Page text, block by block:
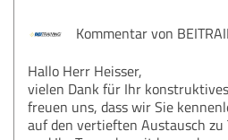
Kommentar von
Hallo Herr Heisser,
vielen Dank für Ihr
freuen uns, dass wir Sie
auf den vertieften Austausch zu